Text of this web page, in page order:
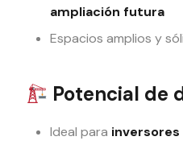
ampliación futura
Espacios amplios y
Potencial de
Ideal para inversores